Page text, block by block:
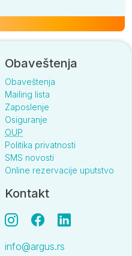
Obaveštenja
Obaveštenja
Mailing lista
Zaposlenje
Osiguranje
OUP
Politika privatnosti
SMS novosti
Online rezervacije uputstvo
Kontakt
info@argus.rs